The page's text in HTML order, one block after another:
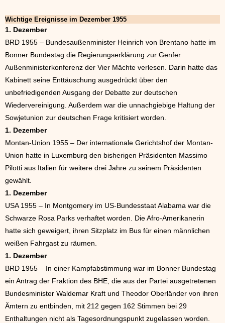
Wichtige Ereignisse im Dezember 1955
1. Dezember
BRD 1955 – Bundesaußenminister Heinrich von Brentano hatte im
Bonner Bundestag die Regierungserklärung zur Genfer
Außenministerkonferenz der Vier Mächte verlesen. Darin hatte das
Kabinett seine Enttäuschung ausgedrückt über den
unbefriedigenden Ausgang der Debatte zur deutschen
Wiedervereinigung. Außerdem war die unnachgiebige Haltung der
Sowjetunion zur deutschen Frage kritisiert worden.
1. Dezember
Montan-Union 1955 – Der internationale Gerichtshof der Montan-
Union hatte in Luxemburg den bisherigen Präsidenten Massimo
Pilotti aus Italien für weitere drei Jahre zu seinem Präsidenten
gewählt.
1. Dezember
USA 1955 – In Montgomery im US-Bundesstaat Alabama war die
Schwarze Rosa Parks verhaftet worden. Die Afro-Amerikanerin
hatte sich geweigert, ihren Sitzplatz im Bus für einen männlichen
weißen Fahrgast zu räumen.
1. Dezember
BRD 1955 – In einer Kampfabstimmung war im Bonner Bundestag
ein Antrag der Fraktion des BHE, die aus der Partei ausgetretenen
Bundesminister Waldemar Kraft und Theodor Oberländer von ihren
Ämtern zu entbinden, mit 212 gegen 162 Stimmen bei 29
Enthaltungen nicht als Tagesordnungspunkt zugelassen worden.